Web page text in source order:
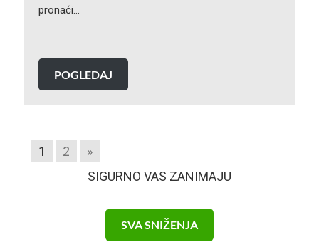
pronaći…
POGLEDAJ
1 2
»
SIGURNO VAS ZANIMAJU
SVA SNIŽENJA